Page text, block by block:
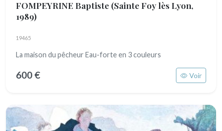
FOMPEYRINE Baptiste (Sainte Foy lès Lyon,
1989)
19465
La maison du pêcheur Eau-forte en 3 couleurs
600 € Voir